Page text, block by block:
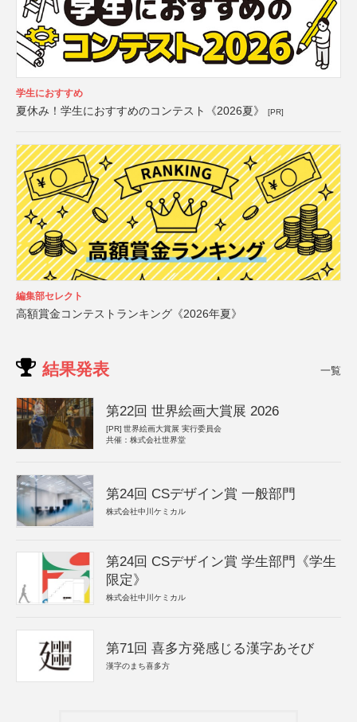
学生におすすめ
夏休み！学生におすすめのコンテスト《2026夏》 [PR]
編集部セレクト
高額賞金コンテストランキング《2026年夏》
結果発表 一覧
第22回 世界絵画大賞展 2026
[PR] 世界絵画大賞展 実行委員会
共催：株式会社世界堂
第24回 CSデザイン賞 一般部門
株式会社中川ケミカル
第24回 CSデザイン賞 学生部門《学生
限定》
株式会社中川ケミカル
第71回 喜多方発感じる漢字あそび
漢字のまち喜多方